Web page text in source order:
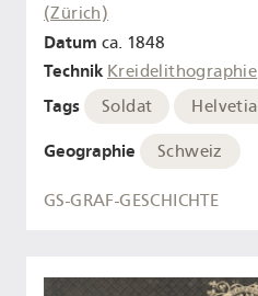
(Zürich)
Datum ca. 1848
Technik Kreidelithographie
Tags Soldat Helvetia
Geographie Schweiz
GS-GRAF-GESCHICHTE